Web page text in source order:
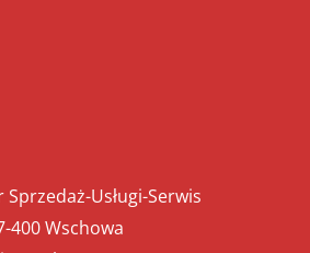
Sprzedaż-Usługi-Serwis
400 Wschowa